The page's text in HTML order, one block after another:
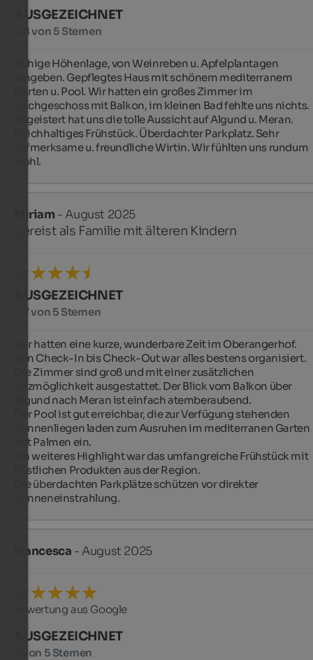
AUSGEZEICHNET
4,8 von 5 Sternen
Ruhige Höhenlage, von Weinreben u. Apfelplantagen
umgeben. Gepflegtes Haus mit schönem mediterranem
Garten u. Pool. Wir hatten ein großes Zimmer im
Dachgeschoss mit Balkon, im kleinen Bad fehlte uns nichts.
Begeistert hat uns die tolle Aussicht auf Algund u. Meran.
Reichhaltiges Frühstück. Überdachter Parkplatz. Sehr
aufmerksame u. freundliche Wirtin. Wir fühlten uns rundum
wohl.
Miriam - August 2025
gereist als Familie mit älteren Kindern
AUSGEZEICHNET
4,7 von 5 Sternen
Wir hatten eine kurze, wunderbare Zeit im Oberangerhof.
Von Check-In bis Check-Out war alles bestens organisiert.
Die Zimmer sind groß und mit einer zusätzlichen
Sitzmöglichkeit ausgestattet. Der Blick vom Balkon über
Algund nach Meran ist einfach atemberaubend.
Der Pool ist gut erreichbar, die zur Verfügung stehenden
Sonnenliegen laden zum Ausruhen im mediterranen Garten
mit Palmen ein.
Ein weiteres Highlight war das umfangreiche Frühstück mit
köstlichen Produkten aus der Region.
Die überdachten Parkplätze schützen vor direkter
Sonneneinstrahlung.
Francesca - August 2025
Bewertung aus Google
AUSGEZEICHNET
5 von 5 Sternen